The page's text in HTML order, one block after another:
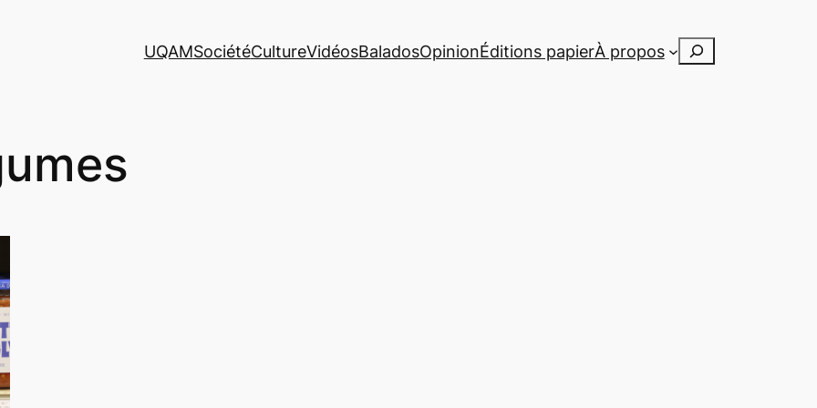
UQAMSociétéCultureVidéosBaladosOpinionÉditions papierÀ propos Rechercher